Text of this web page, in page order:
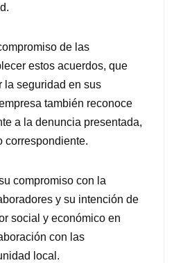
de las
estos acuerdos, que
la seguridad en sus
también reconoce
a la denuncia presentada,
correspondiente.
compromiso con la
y su intención de
social y económico en
con las
local.